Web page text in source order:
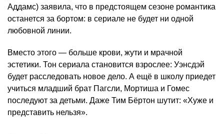
Аддамс) заявила, что в предстоящем сезоне романтика
останется за бортом: в сериале не будет ни одной
любовной линии.
Вместо этого — больше крови, жути и мрачной
эстетики. Тон сериала становится взрослее: Уэнсдэй
будет расследовать новое дело. А ещё в школу приедет
учиться младший брат Пагсли, Мортиша и Гомес
последуют за детьми. Даже Тим Бёртон шутит: «Хуже и
представить нельзя».